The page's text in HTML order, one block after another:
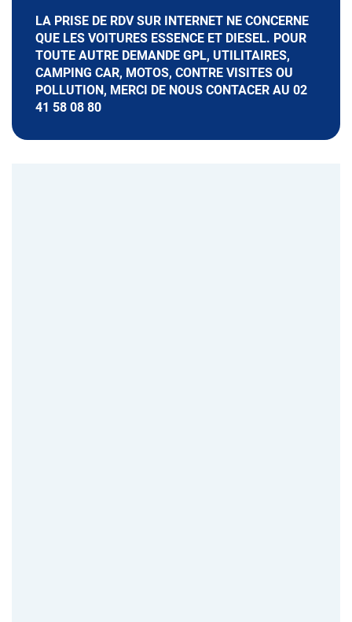
LA PRISE DE RDV SUR INTERNET NE CONCERNE
QUE LES VOITURES ESSENCE ET DIESEL. POUR
TOUTE AUTRE DEMANDE GPL, UTILITAIRES,
CAMPING CAR, MOTOS, CONTRE VISITES OU
POLLUTION, MERCI DE NOUS CONTACER AU 02
41 58 08 80